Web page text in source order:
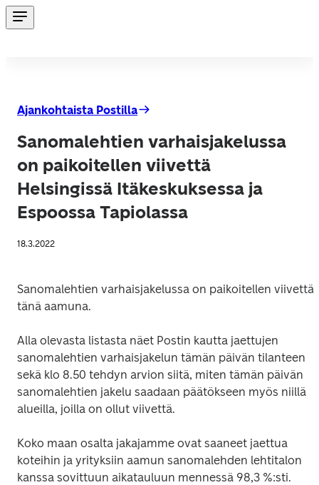
Ajankohtaista Postilla
Sanomalehtien varhaisjakelussa
on paikoitellen viivettä
Helsingissä Itäkeskuksessa ja
Espoossa Tapiolassa
18.3.2022
Sanomalehtien varhaisjakelussa on paikoitellen viivettä
tänä aamuna.
Alla olevasta listasta näet Postin kautta jaettujen
sanomalehtien varhaisjakelun tämän päivän tilanteen
sekä klo 8.50 tehdyn arvion siitä, miten tämän päivän
sanomalehtien jakelu saadaan päätökseen myös niillä
alueilla, joilla on ollut viivettä.
Koko maan osalta jakajamme ovat saaneet jaettua
koteihin ja yrityksiin aamun sanomalehden lehtitalon
kanssa sovittuun aikatauluun mennessä 98,3 %:sti.